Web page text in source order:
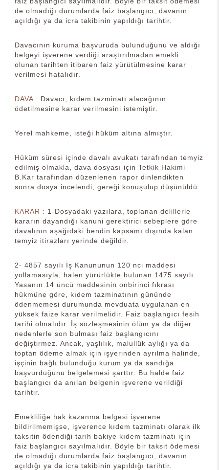
de olmadığı durumlarda faiz başlangıcı, davanın
açıldığı ya da icra takibinin yapıldığı tarihtir.
Davacının kuruma başvuruda bulunduğunu ve aldığı
belgeyi işverene verdiği araştırılmadan emekli
olunan tarihten itibaren faiz yürütülmesine karar
verilmesi hatalıdır.
DAVA : Davacı, kıdem tazminatı alacağının
ödetilmesine karar verilmesini istemiştir.
Yerel mahkeme, isteği hüküm altına almıştır.
Hüküm süresi içinde davalı avukatı tarafından temyiz
edilmiş olmakla, dava dosyası için Tetkik Hakimi
B.Kar tarafından düzenlenen rapor dinlendikten
sonra dosya incelendi, gereği konuşulup düşünüldü:
KARAR : 1-Dosyadaki yazılara, toplanan delillerle
kararın dayandığı kanuni gerektirici sebeplere göre
davalının aşağıdaki bendin kapsamı dışında kalan
temyiz itirazları yerinde değildir.
2- 4857 sayılı İş Kanununun 120 nci maddesi
yollamasıyla, halen yürürlükte bulunan 1475 sayılı
Yasanın 14 üncü maddesinin onbirinci fıkrası
hükmüne göre, kıdem tazminatının gününde
ödenmemesi durumunda mevduata uygulanan en
yüksek faize karar verilmelidir. Faiz başlangıcı fesih
tarihi olmalıdır. İş sözleşmesinin ölüm ya da diğer
nedenlerle son bulması faiz başlangıcını
değiştirmez. Ancak, yaşlılık, malullük aylığı ya da
toptan ödeme almak için işyerinden ayrılma halinde,
işçinin bağlı bulunduğu kurum ya da sandığa
başvurduğunu belgelemesi şarttır. Bu halde faiz
başlangıcı da anılan belgenin işverene verildiği
tarihtir.
Emekliliğe hak kazanma belgesi işverene
bildirilmemişse, işverence kıdem tazminatı olarak ilk
taksitin ödendiği tarih bakiye kıdem tazminatı için
faiz başlangıcı sayılmalıdır. Böyle bir taksit ödemesi
de olmadığı durumlarda faiz başlangıcı, davanın
açıldığı ya da icra takibinin yapıldığı tarihtir.